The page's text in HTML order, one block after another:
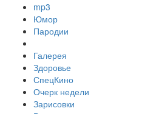
mp3
Юмор
Пародии
Галерея
Здоровье
СпецКино
Очерк недели
Зарисовки